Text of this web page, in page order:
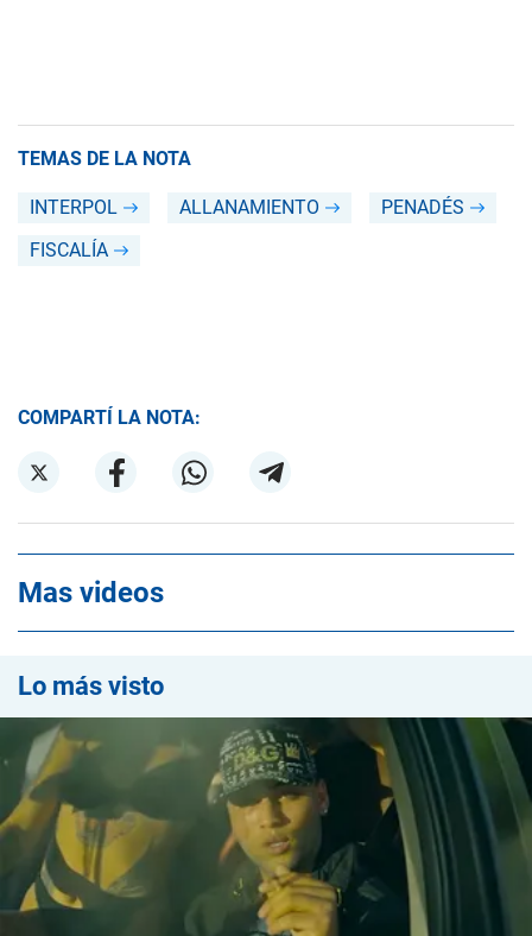
TEMAS DE LA NOTA
INTERPOL ALLANAMIENTO
PENADÉS
FISCALÍA
COMPARTÍ LA NOTA:
Mas videos
Lo más visto